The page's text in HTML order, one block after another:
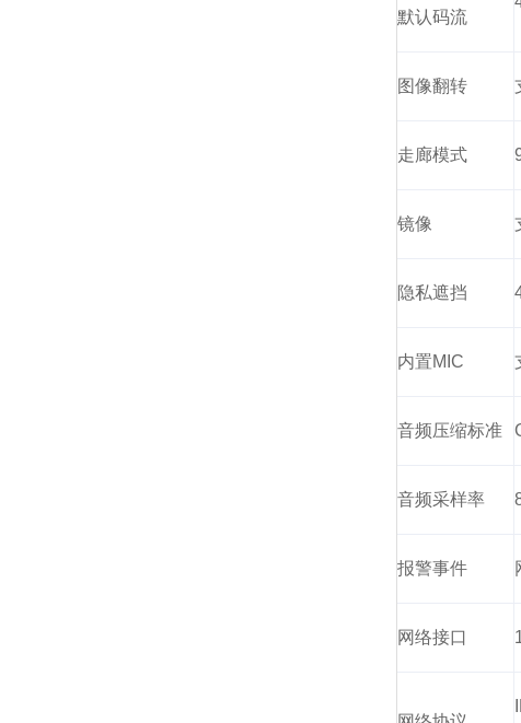
默认码流
图像翻转
走廊模式
镜像
隐私遮挡
内置MIC
音频压缩标准
音频采样率
报警事件
网络接口